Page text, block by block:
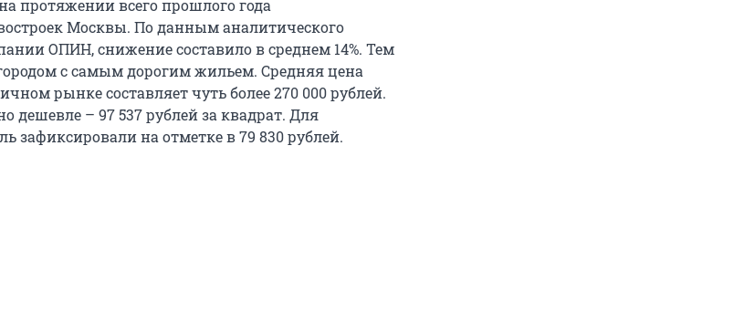
протяжении всего прошлого года
Москвы. По данным аналитического
ОПИН, снижение составило в среднем 14%. Тем
с самым дорогим жильем. Средняя цена
рынке составляет чуть более 270 000 рублей.
дешевле – 97 537 рублей за квадрат. Для
зафиксировали на отметке в 79 830 рублей.